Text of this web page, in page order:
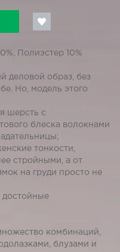
Полиэстер 10%
деловой образ, без
Но, модель этого
шерсть с
блеска волокнами
тонкости,
стройными, а от
на груди просто не
достойные
комбинаций,
блузами и